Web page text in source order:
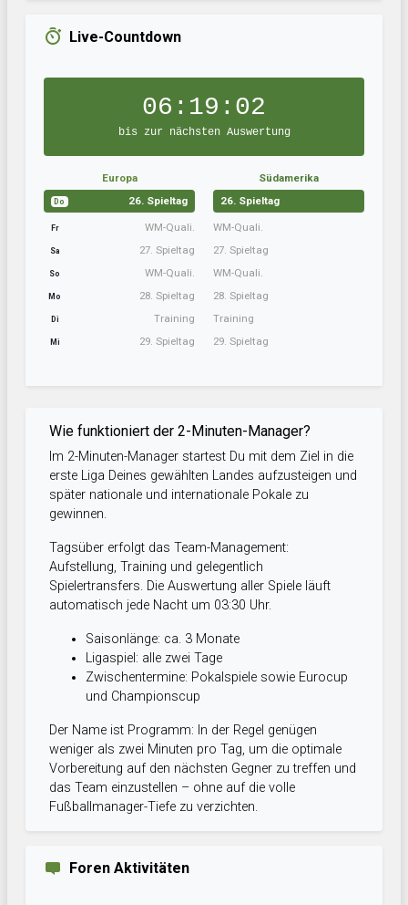
Live-Countdown
06:19:02
bis zur nächsten Auswertung
Europa
Do 26. Spieltag
Fr WM-Quali.
Sa 27. Spieltag
So WM-Quali.
Mo 28. Spieltag
Di Training
Mi 29. Spieltag
Südamerika
26. Spieltag
WM-Quali.
27. Spieltag
WM-Quali.
28. Spieltag
Training
29. Spieltag
Wie funktioniert der 2-Minuten-Manager?
Im 2-Minuten-Manager startest Du mit dem Ziel in die
erste Liga Deines gewählten Landes aufzusteigen und
später nationale und internationale Pokale zu
gewinnen.
Tagsüber erfolgt das Team-Management:
Aufstellung, Training und gelegentlich
Spielertransfers. Die Auswertung aller Spiele läuft
automatisch jede Nacht um 03:30 Uhr.
Saisonlänge: ca. 3 Monate
Ligaspiel: alle zwei Tage
Zwischentermine: Pokalspiele sowie Eurocup
und Championscup
Der Name ist Programm: In der Regel genügen
weniger als zwei Minuten pro Tag, um die optimale
Vorbereitung auf den nächsten Gegner zu treffen und
das Team einzustellen – ohne auf die volle
Fußballmanager-Tiefe zu verzichten.
Foren Aktivitäten